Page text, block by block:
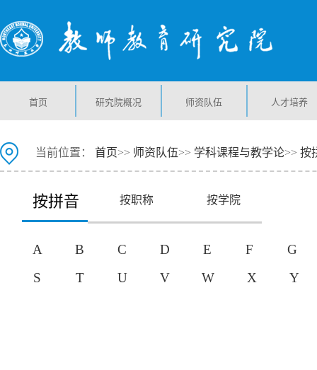
首页 研究院概况 师资队伍 人才培养
当前位置： 首页>> 师资队伍>> 学科课程与教学论>> 按
按拼音 按职称 按学院
A B C D E F
G
S
T U V W X Y